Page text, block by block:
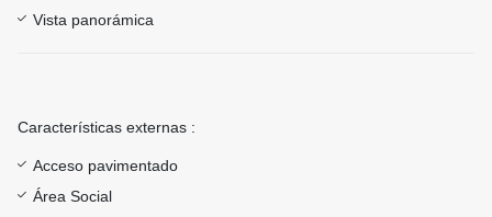
Vista panorámica
Características externas :
Acceso pavimentado
Área Social